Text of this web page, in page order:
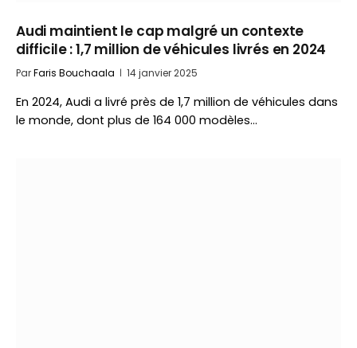
Audi maintient le cap malgré un contexte
difficile : 1,7 million de véhicules livrés en 2024
ParFaris Bouchaala 14 janvier 2025
En 2024, Audi a livré près de 1,7 million de véhicules dans
le monde, dont plus de 164 000 modèles…